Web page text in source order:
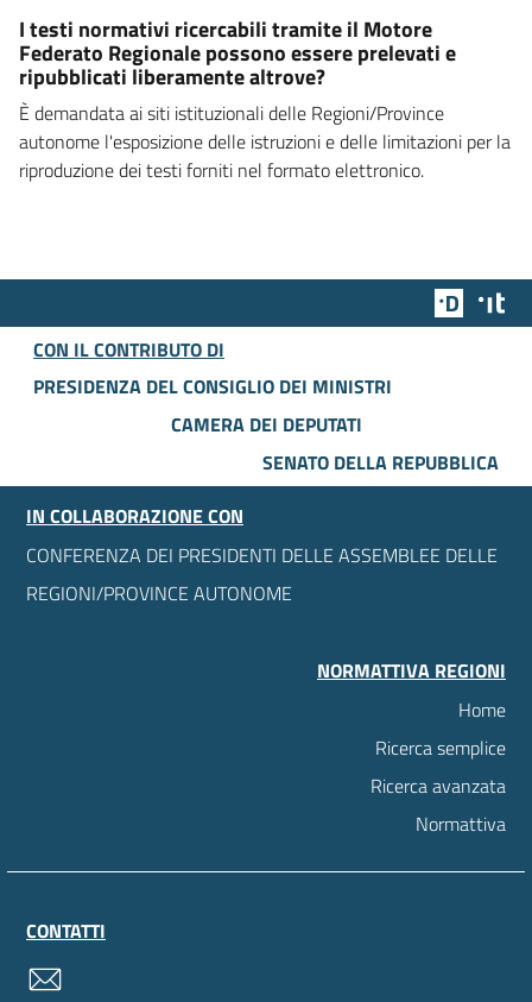
I testi normativi ricercabili tramite il Motore
Federato Regionale possono essere prelevati e
ripubblicati liberamente altrove?
È demandata ai siti istituzionali delle Regioni/Province
autonome l'esposizione delle istruzioni e delle limitazioni per la
riproduzione dei testi forniti nel formato elettronico.
Team
CON IL CONTRIBUTO DI
PRESIDENZA DEL CONSIGLIO DEI MINISTRI
CAMERA DEI DEPUTATI
SENATO DELLA REPUBBLICA
IN COLLABORAZIONE CON
CONFERENZA DEI PRESIDENTI DELLE ASSEMBLEE DELLE
REGIONI/PROVINCE AUTONOME
NORMATTIVA REGIONI
Home
Ricerca semplice
Ricerca avanzata
Normattiva
CONTATTI